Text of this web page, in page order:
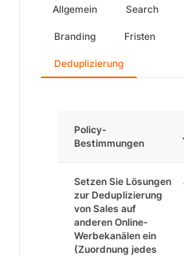
Allgemein Search
Branding Fristen
Deduplizierung
Policy-
Bestimmungen
Setzen Sie Lösungen
zur Deduplizierung
von Sales auf
anderen Online-
Werbekanälen ein
(Zuordnung jedes